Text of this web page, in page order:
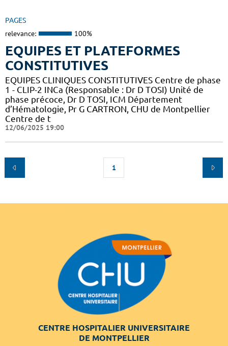
PAGES
relevance: 100%
EQUIPES ET PLATEFORMES
CONSTITUTIVES
EQUIPES CLINIQUES CONSTITUTIVES Centre de phase
1 - CLIP-2 INCa (Responsable : Dr D TOSI) Unité de
phase précoce, Dr D TOSI, ICM Département
d’Hématologie, Pr G CARTRON, CHU de Montpellier
Centre de t
12/06/2025 19:00
1
CENTRE HOSPITALIER UNIVERSITAIRE
DE MONTPELLIER